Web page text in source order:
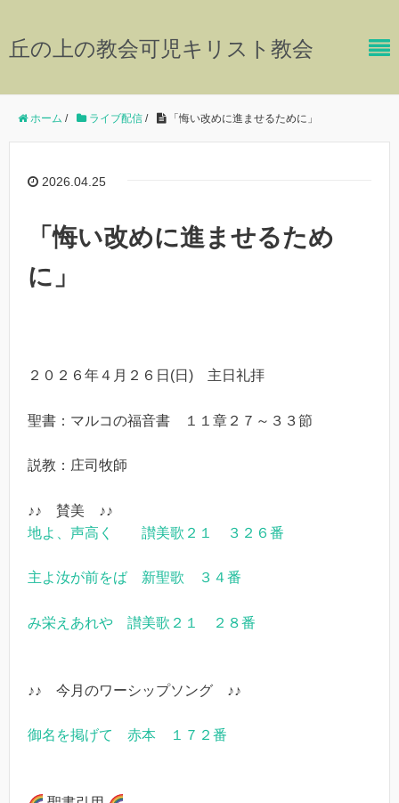
丘の上の教会可児キリスト教会
ホーム / ライブ配信 / 「悔い改めに進ませるために」
2026.04.25
「悔い改めに進ませるため
に」
２０２６年４月２６日(日) 主日礼拝
聖書：マルコの福音書 １１章２７～３３節
説教：庄司牧師
♪♪ 賛美 ♪♪
地よ、声高く 讃美歌２１ ３２６番
主よ汝が前をば 新聖歌 ３４番
み栄えあれや 讃美歌２１ ２８番
♪♪ 今月のワーシップソング ♪♪
御名を掲げて 赤本 １７２番